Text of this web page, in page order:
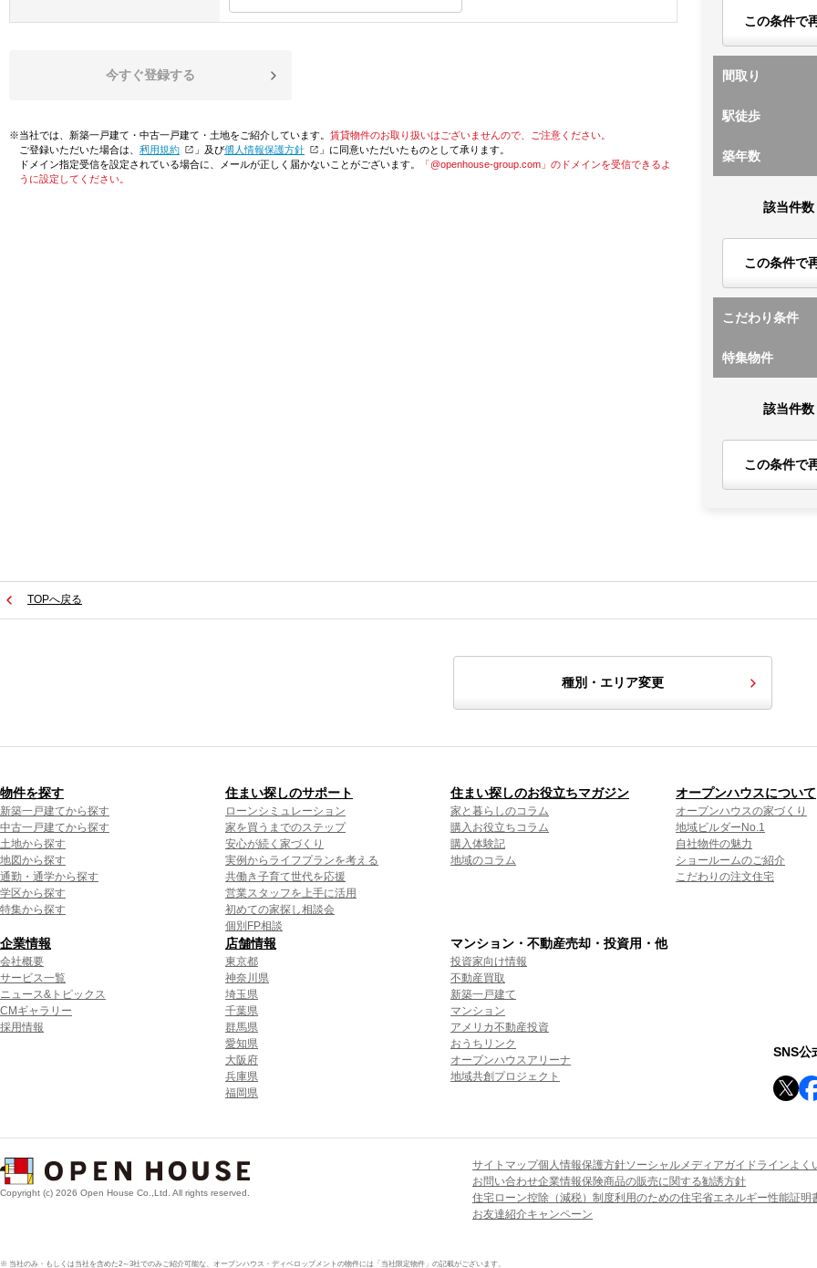
今すぐ登録する
※当社では、新築一戸建て・中古一戸建て・土地をご紹介しています。 賃貸物件のお取り扱いはございませんので、ご注意ください。
ご登録いただいた場合は、「利用規約 」及び「個人情報保護方針
」に同意いただいたものとして承ります。
ドメイン指定受信を設定されている場合に、メールが正しく届かないことがございます。
「@openhouse-group.com」のドメインを受信できるよ
うに設定してください。
この条件で
間取り
駅徒歩
築年数
該当件数
この条件で
こだわり条件
特集物件
該当件数
この条件で
TOPへ戻る
種別・エリア変更
物件を探す
新築一戸建てから探す
中古一戸建てから探す
土地から探す
地図から探す
通勤・通学から探す
学区から探す
特集から探す
住まい探しのサポート
ローンシミュレーション
家を買うまでのステップ
安心が続く家づくり
実例からライフプランを考える
共働き子育て世代を応援
営業スタッフを上手に活用
初めての家探し相談会
個別FP相談
住まい探しのお役立ちマガジン
家と暮らしのコラム
購入お役立ちコラム
購入体験記
地域のコラム
オープンハウスについて
オープンハウスの家づくり
地域ビルダーNo.1
自社物件の魅力
ショールームのご紹介
こだわりの注文住宅
企業情報
会社概要
サービス一覧
ニュース&トピックス
CMギャラリー
採用情報
店舗情報
東京都
神奈川県
埼玉県
千葉県
群馬県
愛知県
大阪府
兵庫県
福岡県
マンション・不動産売却・投資用・他
投資家向け情報
不動産買取
新築一戸建て
マンション
アメリカ不動産投資
おうちリンク
オープンハウスアリーナ
地域共創プロジェクト
SNS公
Copyright (c) 2026 Open House Co.,Ltd. All rights reserved.
サイトマップ個人情報保護方針ソーシャルメディアガイドラインよく
お問い合わせ企業情報保険商品の販売に関する勧誘方針
住宅ローン控除（減税）制度利用のための住宅省エネルギー性能証明
お友達紹介キャンペーン
※ 当社のみ・もしくは当社を含めた2～3社でのみご紹介可能な、オープンハウス・ディベロップメントの物件には「当社限定物件」の記載がございます。